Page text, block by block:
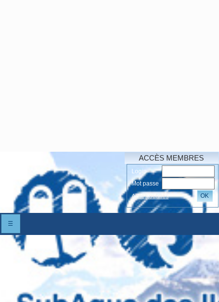
ACCÈS MEMBRES
Login
Mot passe
Accés oubliés
OK
☰